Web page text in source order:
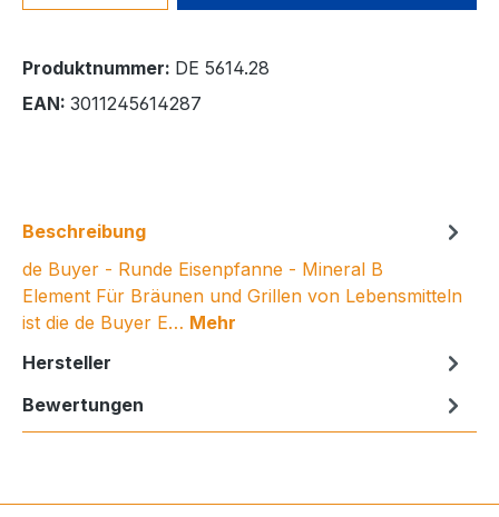
Produktnummer: DE 5614.28
EAN: 3011245614287
Beschreibung
de Buyer - Runde Eisenpfanne - Mineral B
Element Für Bräunen und Grillen von Lebensmitteln
ist die de Buyer E… Mehr
Hersteller
Bewertungen